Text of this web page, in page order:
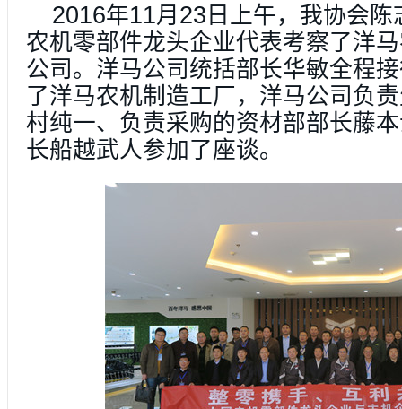
2016年11月 23 日上午，我协会
农机零部件龙头企业代表考察了洋
公司。洋马公司统括部长华敏全程
了洋马农机制造工厂，洋马公司负
村纯一、负责采购的资材部部长藤
长船越武人参加了座谈。